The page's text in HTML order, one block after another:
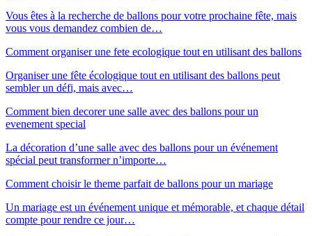
Vous êtes à la recherche de ballons pour votre prochaine fête, mais
vous vous demandez combien de…
Comment organiser une fete ecologique tout en utilisant des ballons
Organiser une fête écologique tout en utilisant des ballons peut
sembler un défi, mais avec…
Comment bien decorer une salle avec des ballons pour un
evenement special
La décoration d’une salle avec des ballons pour un événement
spécial peut transformer n’importe…
Comment choisir le theme parfait de ballons pour un mariage
Un mariage est un événement unique et mémorable, et chaque détail
compte pour rendre ce jour…